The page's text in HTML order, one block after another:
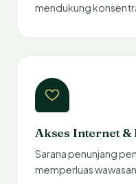
mendukung
Akses Internet &
Sarana penunjang
memperluas wawasan